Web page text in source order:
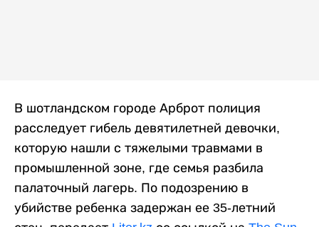
В шотландском городе Арброт полиция
расследует гибель девятилетней девочки,
которую нашли с тяжелыми травмами в
промышленной зоне, где семья разбила
палаточный лагерь. По подозрению в
убийстве ребенка задержан ее 35-летний